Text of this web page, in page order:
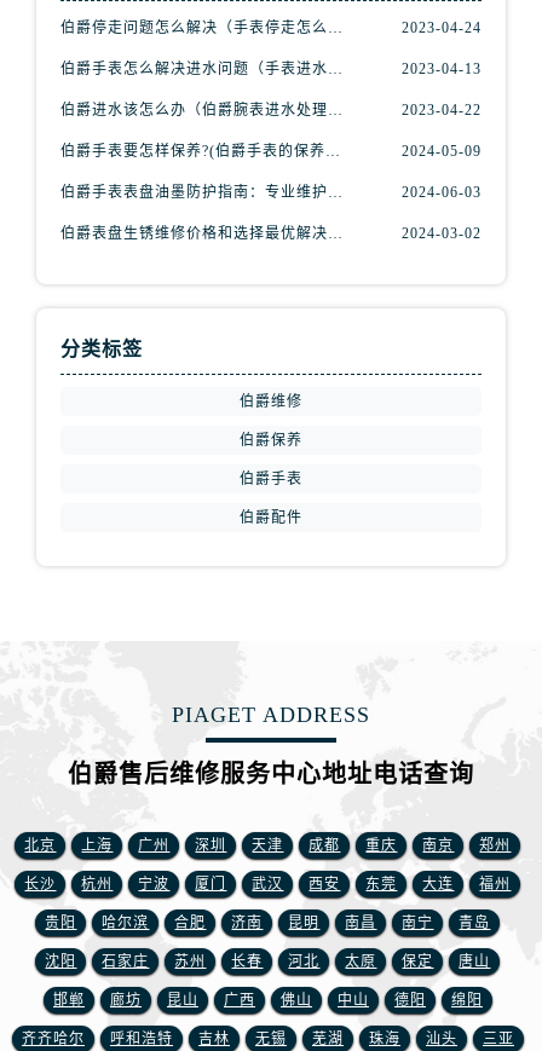
山西省阳泉市郊区平阳东街与新城大道交叉口伯爵售后服务中心（需提前预约）
安徽省铜陵市铜官区石城大道伯爵售后服务中心（需提前预约）
安徽省芜湖市镜湖区中山路步行街伯爵售后服务中心（需提前预约）
安徽省宣城市宣州区叠嶂西路伯爵售后服务中心（需提前预约）
福建省龙岩市新罗区九一南路伯爵售后服务中心（需提前预约）
福建省南平市建阳区人民西路伯爵售后服务中心（需提前预约）
福建省宁德市蕉城区天湖东路伯爵售后服务中心（需提前预约）
伯爵停走问题怎么解决（手表停走怎么办） 2023-04-24
伯爵手表怎么解决进水问题（手表进水解决步骤） 2023-04-13
伯爵进水该怎么办（伯爵腕表进水处理方式） 2023-04-22
伯爵手表要怎样保养?(伯爵手表的保养方法) 2024-05-09
伯爵手表表盘油墨防护指南：专业维护，守护时光之美 2024-06-03
伯爵表盘生锈维修价格和选择最优解决方案?(表盘生锈 2024-03-02
分类标签
伯爵维修
伯爵保养
伯爵手表
伯爵配件
PIAGET ADDRESS
伯爵售后维修服务中心地址电话查询
北京 上海 广州 深圳 天津 成都 重庆 南京 郑州
长沙 杭州 宁波 厦门 武汉 西安 东莞 大连 福州
贵阳 哈尔滨 合肥 济南 昆明 南昌 南宁 青岛
沈阳 石家庄 苏州 长春 河北 太原 保定 唐山
邯郸 廊坊 昆山 广西 佛山 中山 德阳 绵阳
齐齐哈尔 呼和浩特 吉林 无锡 芜湖 珠海 汕头 三亚